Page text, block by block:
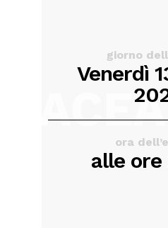
giorno
Venerdì
ora
alle